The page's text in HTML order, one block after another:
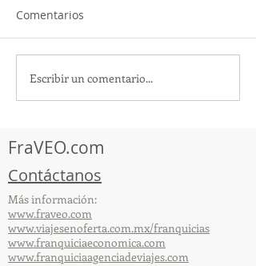
TourTravelynByFraveo
participó en la
Comentarios
Escribir un comentario...
FraVEO.com
Contáctanos
Más información:
www.fraveo.com
www.viajesenoferta.com.mx/franquicias
www.franquiciaeconomica.com
www.franquiciaagenciadeviajes.com